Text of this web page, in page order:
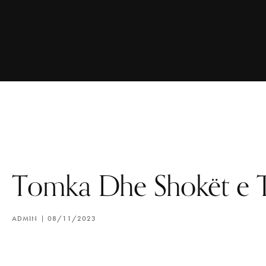
Tomka Dhe Shokët e
ADMIN 08/11/2023